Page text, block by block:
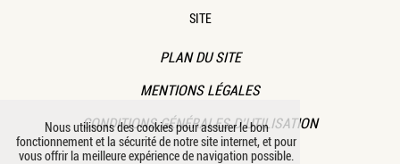
Nous utilisons des cookies pour assurer le bon
fonctionnement et la sécurité de notre site internet, et pour
vous offrir la meilleure expérience de navigation possible.
SITE
PLAN DU SITE
MENTIONS LÉGALES
CONDITIONS GÉNÉRALES D’UTILISATION